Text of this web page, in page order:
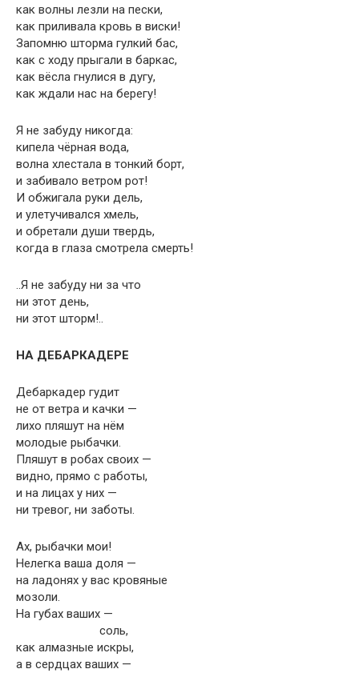
как волны лезли на пески,
как приливала кровь в виски!
Запомню шторма гулкий бас,
как с ходу прыгали в баркас,
как вёсла гнулися в дугу,
как ждали нас на берегу!
Я не забуду никогда:
кипела чёрная вода,
волна хлестала в тонкий борт,
и забивало ветром рот!
И обжигала руки дель,
и улетучивался хмель,
и обретали души твердь,
когда в глаза смотрела смерть!
..Я не забуду ни за что
ни этот день,
ни этот шторм!..
НА ДЕБАРКАДЕРЕ
Дебаркадер гудит
не от ветра и качки —
лихо пляшут на нём
молодые рыбачки.
Пляшут в робах своих —
видно, прямо с работы,
и на лицах у них —
ни тревог, ни заботы.
Ах, рыбачки мои!
Нелегка ваша доля —
на ладонях у вас кровяные
мозоли.
На губах ваших —
соль,
как алмазные искры,
а в сердцах ваших —